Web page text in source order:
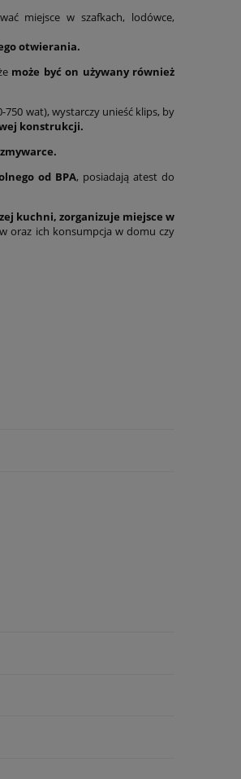
miejsce w szafkach, lodówce,
otwierania.
może być on używany również
750 wat), wystarczy unieść klips, by
konstrukcji.
od BPA, posiadają atest do
kuchni, zorganizuje miejsce w
oraz ich konsumpcja w domu czy